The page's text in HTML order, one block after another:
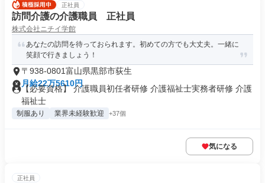
正社員
訪問介護の介護職員 正社員
株式会社ニチイ学館
あなたの訪問を待っておられます。初めての方でも大丈夫。一緒に
笑顔で行きましょう！
〒938-0801富山県黒部市荻生
月給22万5610円
【必要資格】 介護職員初任者研修 介護福祉士実務者研修 介護
福祉士
制服あり 業界未経験歓迎 +37個
気になる
正社員